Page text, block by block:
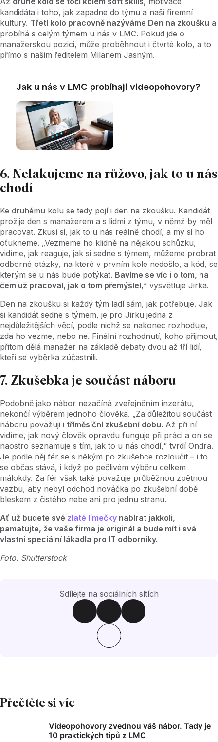
kandidáta i toho, jak zapadne do týmu a naší firemní
kultury. Třetí kolo pracovně nazýváme Den na zkoušku a
probíhá s celým týmem u nás v LMC. Pokud jde o
manažerskou pozici, může proběhnout i čtvrté kolo, a to
přímo s naším ředitelem Milanem Jasným.
Jak u nás v LMC probíhají videopohovory?
6. Nelakujeme na růžovo, jak to u nás
chodí
Ke druhému kolu se tedy pojí i den na zkoušku. Kandidát
prožije den s manažerem a s lidmi z týmu, v němž by měl
pracovat. Zkusí si, jak to u nás reálně chodí, a my si ho
oťukneme. „Vezmeme ho klidně na nějakou schůzku,
vidíme, jak reaguje, jak si sedne s týmem, můžeme probrat
odborné otázky, na které v prvním kole nedošlo, a kód, se
kterým se u nás bude potýkat. Bavíme se víc i o tom, na
čem už pracoval, jak o tom přemýšlel,“ vysvětluje Jirka.
Den na zkoušku si každý tým ladí sám, jak potřebuje. Jak
si kandidát sedne s týmem, je pro Jirku jedna z
nejdůležitějších věcí, podle nichž se nakonec rozhoduje,
zda ho vezme, nebo ne. Finální rozhodnutí, koho přijmout,
přitom dělá manažer na základě debaty dvou až tří lidí,
kteří se výběrka zúčastnili.
7. Zkušebka je součást náboru
Podobně jako nábor nezačíná zveřejněním inzerátu,
nekončí výběrem jednoho člověka. „Za důležitou součást
náboru považuji i tříměsíční zkušební dobu. Až při ní
vidíme, jak nový člověk opravdu funguje při práci a on se
naostro seznamuje s tím, jak to u nás chodí,“ tvrdí Ondra.
Je podle něj fér se s někým po zkušebce rozloučit – i to
se občas stává, i když po pečlivém výběru celkem
málokdy. Za fér však také považuje průběžnou zpětnou
vazbu, aby nebyl odchod nováčka po zkušební době
bleskem z čistého nebe ani pro jednu stranu.
Ať už budete své zlaté límečky nabírat jakkoli,
pamatujte, že vaše firma je originál a bude mít i svá
vlastní speciální lákadla pro IT odborníky.
Foto: Shutterstock
Sdílejte na sociálních sítích
Přečtěte si víc
Videopohovory zvednou váš nábor. Tady je
10 praktických tipů z LMC